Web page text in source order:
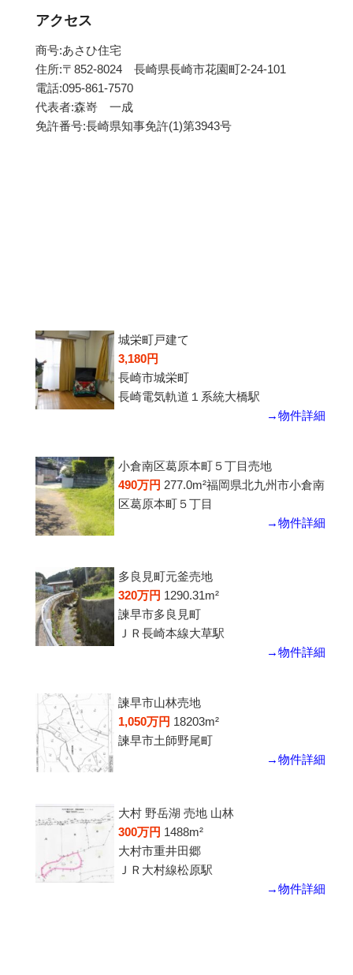
アクセス
商号:あさひ住宅
住所:〒852-8024 長崎県長崎市花園町2-24-101
電話:095-861-7570
代表者:森嵜 一成
免許番号:長崎県知事免許(1)第3943号
城栄町戸建て
3,180円
長崎市城栄町
長崎電気軌道１系統大橋駅
→物件詳細
小倉南区葛原本町５丁目売地
490万円 277.0m²福岡県北九州市小倉南
区葛原本町５丁目
→物件詳細
多良見町元釜売地
320万円 1290.31m²
諫早市多良見町
ＪＲ長崎本線大草駅
→物件詳細
諫早市山林売地
1,050万円 18203m²
諫早市土師野尾町
→物件詳細
大村 野岳湖 売地 山林
300万円 1488m²
大村市重井田郷
ＪＲ大村線松原駅
→物件詳細